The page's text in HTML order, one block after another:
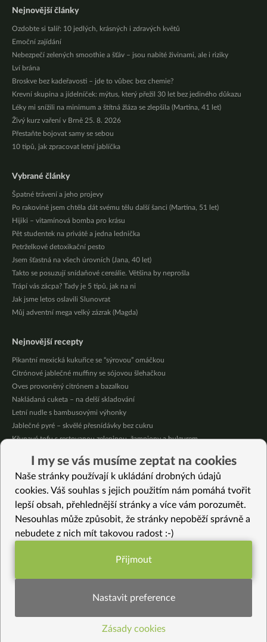
Nejnovější články
Ozdobte si talíř: 10 jedlých, krásných i zdravých květů
Emoční zajídání
Nebezpečí zelených smoothie a šťáv – jsou nabité živinami, ale i riziky
Lví brána
Broskve bez kadeřavosti – jde to vůbec bez chemie?
Krevní skupina a jídelníček: mýtus, který přežil 30 let bez jediného důkazu
Léky mi snížili na minimum a štítná žláza se zlepšila (Martina, 41 let)
Živý kurz vaření v Brně 25. 8. 2026
Přestaňte bojovat samy se sebou
10 tipů, jak zpracovat letní jablíčka
Vybrané články
Špatné trávení a jeho projevy
Po rakovině jsem chtěla dát svému tělu další šanci (Martina, 51 let)
Hijiki – vitamínová bomba pro krásu
Pět studentek na privátě a jedna lednička
Petrželkové detoxikační pesto
Jsem šťastná na všech úrovních (Jana, 40 let)
Takto se posuzují snídaňové cereálie. Většina by neprošla
Trápí vás zácpa? Tady je 5 tipů, jak na ni
Jak jsme letos oslavili Slunovrat
Můj adventní mega velký zázrak (Magda)
Nejnovější recepty
Pikantní mexická kukuřice se “sýrovou” omáčkou
Citrónové jablečné muffiny se sójovou šlehačkou
Oves provoněný citrónem a bazalkou
Nakládaná cuketa – na delší skladování
Letní nudle s bambusovými výhonky
Jablečné pyré – skvělé přesnídávky bez cukru
Křupavé tofu s restovanou zeleninou, žampiony a bulgurem
Mrkvovo-dýňová krémová polévka
Osvěžující kuskus
Vybrané recepty
Tortilla s pečenými batáty a tofu dipem
Jak nejrychleji udělat rýžový kvásek (za 3 dny)
Batátovo dýňové ravioli
Batátovo-čočková krémová polévka
I my se vás musíme zeptat na cookies
Naše stránky používají k ukládání drobných údajů
cookies. Váš souhlas s jejich použitím nám pomáhá tvořit
lepší obsah, přehlednější stránky a více vám porozumět.
Nesouhlas může způsobit, že stránky nepoběží správně a
nebudete z nich mít takovou radost :-)
Funkční nastavení potřebujeme (vždy
Statistiky pro lepší obsah
Přijmout
Nastavit preference
Zásady cookies